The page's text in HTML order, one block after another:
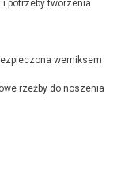
potrzeby tworzenia
werniksem
rzeźby do noszenia